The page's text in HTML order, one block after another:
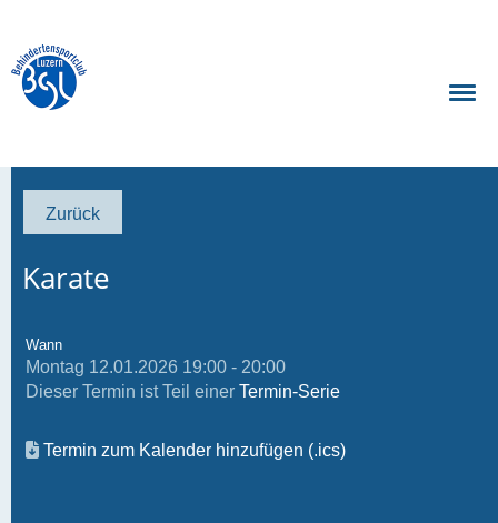
Zurück
Karate
Wann
Montag 12.01.2026 19:00 - 20:00
Dieser Termin ist Teil einer Termin-Serie
Termin zum Kalender hinzufügen (.ics)